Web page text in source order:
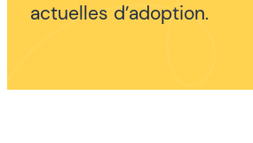
actuelles d’adoption.